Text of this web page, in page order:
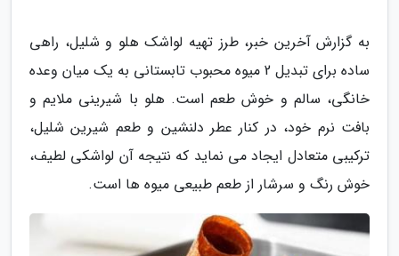
به گزارش آخرین خبر، طرز تهیه لواشک هلو و شلیل، راهی
ساده برای تبدیل 2 میوه محبوب تابستانی به یک میان وعده
خانگی، سالم و خوش طعم است. هلو با شیرینی ملایم و
بافت نرم خود، در کنار عطر دلنشین و طعم شیرین شلیل،
ترکیبی متعادل ایجاد می نماید که نتیجه آن لواشکی لطیف،
خوش رنگ و سرشار از طعم طبیعی میوه ها است.